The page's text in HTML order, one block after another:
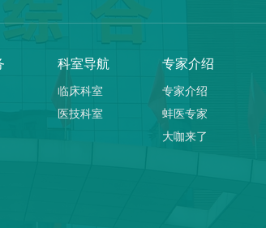
科室导航
临床科室
医技科室
专家介绍
专家介绍
蚌医专家
大咖来了